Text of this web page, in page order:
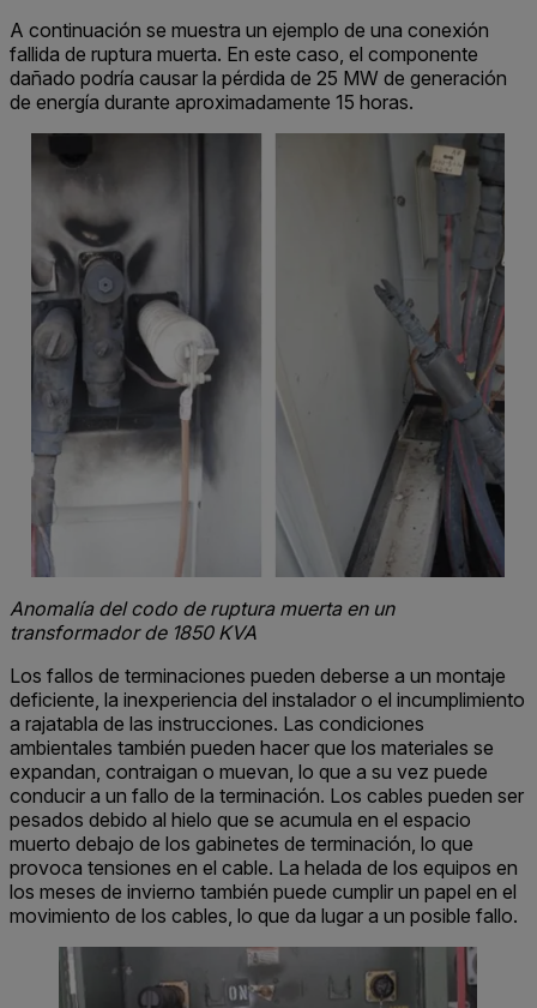
A continuación se muestra un ejemplo de una conexión
fallida de ruptura muerta. En este caso, el componente
dañado podría causar la pérdida de 25 MW de generación
de energía durante aproximadamente 15 horas.
Anomalía del codo de ruptura muerta en un
transformador de 1850 KVA
Los fallos de terminaciones pueden deberse a un montaje
deficiente, la inexperiencia del instalador o el incumplimiento
a rajatabla de las instrucciones. Las condiciones
ambientales también pueden hacer que los materiales se
expandan, contraigan o muevan, lo que a su vez puede
conducir a un fallo de la terminación. Los cables pueden ser
pesados debido al hielo que se acumula en el espacio
muerto debajo de los gabinetes de terminación, lo que
provoca tensiones en el cable. La helada de los equipos en
los meses de invierno también puede cumplir un papel en el
movimiento de los cables, lo que da lugar a un posible fallo.